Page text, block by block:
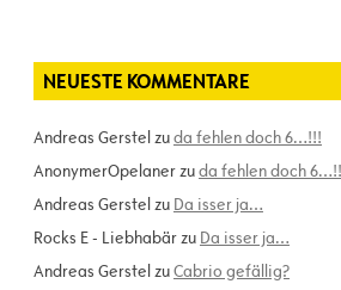
NEUESTE KOMMENTARE
Andreas Gerstelzuda fehlen doch 6…!!!
AnonymerOpelanerzuda fehlen doch
Andreas Gerstelzu Da isser ja…
Rocks E - Liebhabärzu Da isser ja…
Andreas GerstelzuCabrio gefällig?